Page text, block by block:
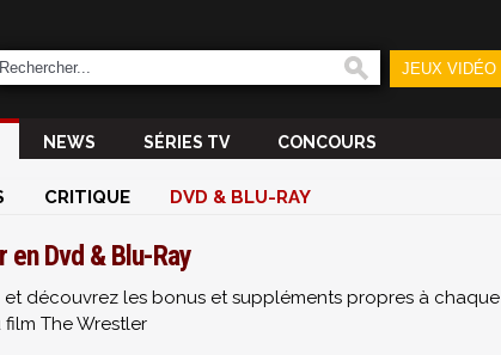
JEUX VIDÉO
NEWS SÉRIES TV CONCOURS
CRITIQUE DVD & BLU-RAY
en Dvd & Blu-Ray
découvrez les bonus et suppléments propres à chaque
The Wrestler